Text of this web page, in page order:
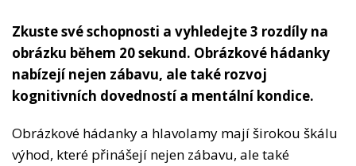
Zkuste své schopnosti a vyhledejte 3 rozdíly na
obrázku během 20 sekund. Obrázkové hádanky
nabízejí nejen zábavu, ale také rozvoj
kognitivních dovedností a mentální kondice.
Obrázkové hádanky a hlavolamy mají širokou škálu
výhod, které přinášejí nejen zábavu, ale také